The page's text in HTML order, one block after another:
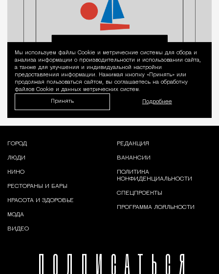
Уведомление
Мы используем файлы Сookie и метрические системы для сбора и
анализа информации о производительности и использовании сайта,
а также для улучшения и индивидуальной настройки
предоставления информации. Нажимая кнопку «Принять» или
продолжая пользоваться сайтом, вы соглашаетесь на обработку
файлов Cookie и данных метрических систем.
Принять Подробнее
ПОДПИСАТЬСЯ
ГОРОД
ЛЮДИ
КИНО
РЕСТОРАНЫ И БАРЫ
КРАСОТА И ЗДОРОВЬЕ
МОДА
ВИДЕО
РЕДАКЦИЯ
ВАКАНСИИ
ПОЛИТИКА
КОНФИДЕНЦИАЛЬНОСТИ
СПЕЦПРОЕКТЫ
ПРОГРАММА ЛОЯЛЬНОСТИ